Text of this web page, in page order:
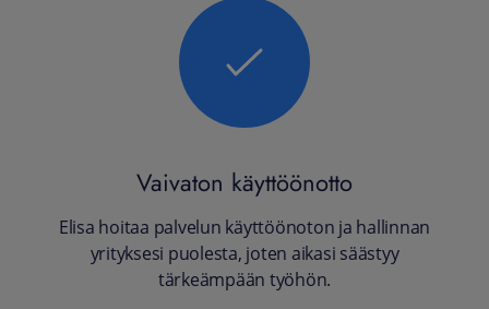
Vaivaton käyttöönotto
Elisa hoitaa palvelun käyttöönoton ja hallinnan
yrityksesi puolesta, joten aikasi säästyy
tärkeämpään työhön.